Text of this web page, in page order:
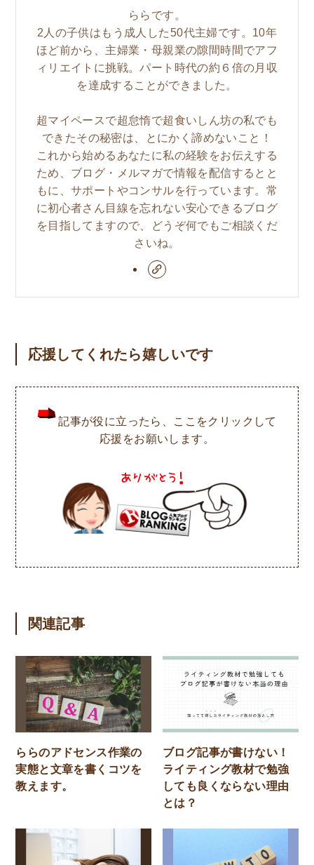
ららです。
2人の子供はもう成人した50代主婦です。10年
ほど前から、主婦業・母親業の隙間時間でアフ
ィリエイトに挑戦。パート時代の約６倍の月収
を達成することができました。
超マイペースで超怠惰で超食いしん坊の私でも
できたその秘密は、とにかく諦めないこと！
これから始めるあなたに私の経験をお伝えする
ため、ブログ・メルマガで情報を配信するとと
もに、サポートやコンサルを行っています。常
に初心者さん目線を忘れない安心できるブログ
を目指してますので、どうぞ何でもご相談くだ
さいね。
応援してくれたら嬉しいです
記事が役に立ったら、ここをクリックして
応援をお願いします。
関連記事
ららのアドセンス作業の
実態と文章を書くコツを
教えます。
ブログ記事が書けない！
ライティング教材で勉強
しても良くならない理由
とは？